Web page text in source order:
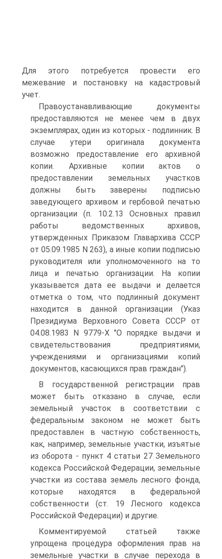
Для этого потребуется провести его
межевание и постановку на кадастровый
учет.
Правоустанавливающие документы
предоставляются не менее чем в двух
экземплярах, один из которых - подлинник. В
случае утери оригинала документа
возможно предоставление его архивной
копии. Архивные копии актов о
предоставлении земельных участков
должны быть заверены подписью
заведующего архивом и гербовой печатью
организации (п. 10.2.13 Основных правил
работы ведомственных архивов,
утвержденных Приказом Главархива СССР
от 05.09.1985 N 263), а иные копии подписью
руководителя или уполномоченного на то
лица и печатью организации. На копии
указывается дата ее выдачи и делается
отметка о том, что подлинный документ
находится в данной организации (Указ
Президиума Верховного Совета СССР от
04.08.1983 N 9779-Х "О порядке выдачи и
свидетельствования предприятиями,
учреждениями и организациями копий
документов, касающихся прав граждан").
В государственной регистрации прав
может быть отказано в случае, если
земельный участок в соответствии с
федеральным законом не может быть
предоставлен в частную собственность,
как, например, земельные участки, изъятые
из оборота - пункт 4 статьи 27 Земельного
кодекса Российской Федерации, земельные
участки из состава земель лесного фонда,
которые находятся в федеральной
собственности (ст. 19 Лесного кодекса
Российской Федерации) и другие.
Комментируемой статьей также
упрощена процедура оформления прав на
земельные участки в случае перехода в